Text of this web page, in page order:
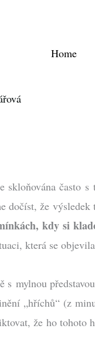
Home
skloňována často
dočíst, že
kdy si
která se
mylnou
„hříchů“ (z
že ho tohoto